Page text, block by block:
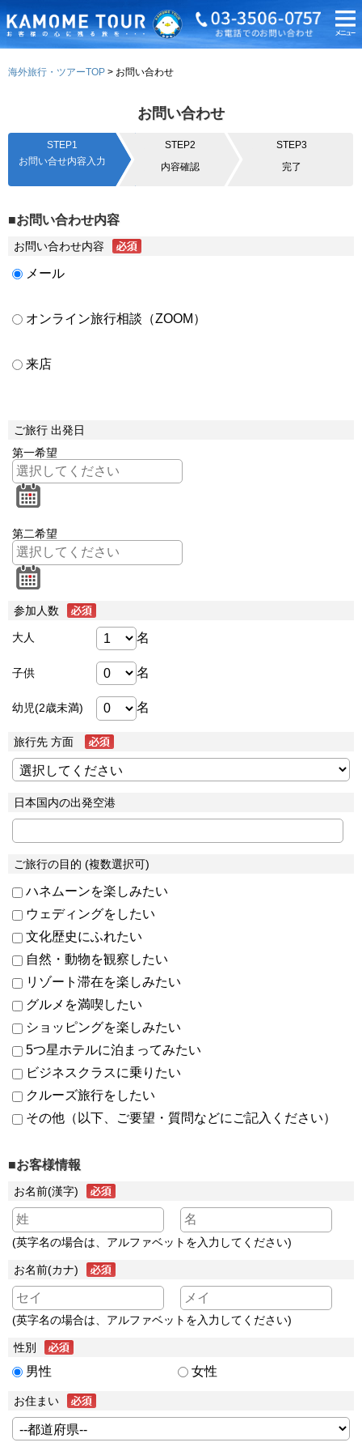
海外旅行・ツアーTOP お問い合わせ
お問い合わせ
STEP1
お問い合せ内容入力
STEP2
内容確認
STEP3
完了
■お問い合わせ内容
お問い合わせ内容
メール
オンライン旅行相談（ZOOM）
来店
ご旅行 出発日
第一希望
第二希望
参加人数
大人 名
子供 名
幼児(2歳未満) 名
旅行先 方面
日本国内の出発空港
ご旅行の目的 (複数選択可)
ハネムーンを楽しみたい
ウェディングをしたい
文化歴史にふれたい
自然・動物を観察したい
リゾート滞在を楽しみたい
グルメを満喫したい
ショッピングを楽しみたい
5つ星ホテルに泊まってみたい
ビジネスクラスに乗りたい
クルーズ旅行をしたい
その他（以下、ご要望・質問などにご記入ください）
■お客様情報
お名前(漢字)
(英字名の場合は、アルファベットを入力してください)
お名前(カナ)
(英字名の場合は、アルファベットを入力してください)
性別
男性 女性
お住まい